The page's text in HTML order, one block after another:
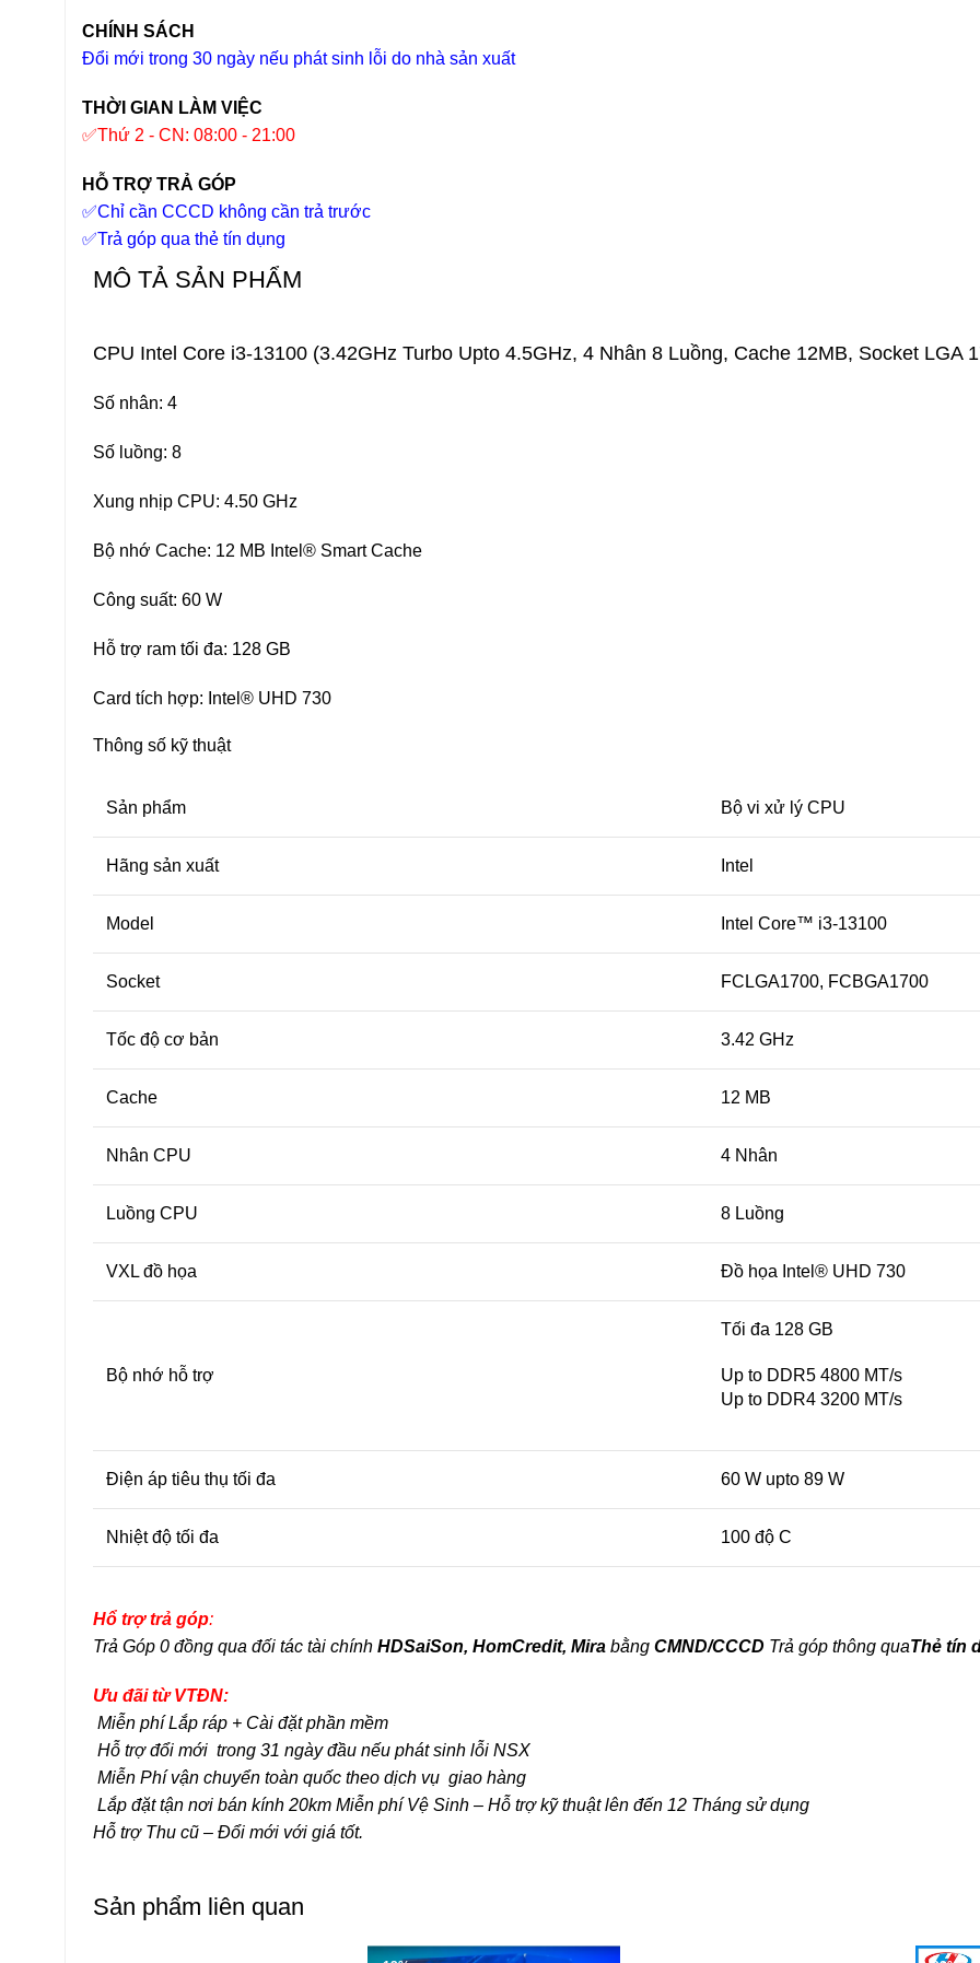
CHÍNH SÁCH
Đổi mới trong 30 ngày nếu phát sinh lỗi do nhà sản xuất
THỜI GIAN LÀM VIỆC
✅Thứ 2 - CN: 08:00 - 21:00
HỖ TRỢ TRẢ GÓP
✅Chỉ cần CCCD không cần trả trước
✅Trả góp qua thẻ tín dụng
MÔ TẢ SẢN PHẨM
CPU Intel Core i3-13100 (3.42GHz Turbo Upto 4.5GHz, 4 Nhân 8 Luồng, Cache 12MB, Socket LGA
Số nhân: 4
Số luồng: 8
Xung nhịp CPU: 4.50 GHz
Bộ nhớ Cache: 12 MB Intel® Smart Cache
Công suất: 60 W
Hỗ trợ ram tối đa: 128 GB
Card tích hợp: Intel® UHD 730
Thông số kỹ thuật
Sản phẩm Bộ vi xử lý CPU
Hãng sản xuất Intel
Model Intel Core™ i3-13100
Socket FCLGA1700, FCBGA1700
Tốc độ cơ bản 3.42 GHz
Cache 12 MB
Nhân CPU 4 Nhân
Luồng CPU 8 Luồng
VXL đồ họa Đồ họa Intel® UHD 730
Bộ nhớ hỗ trợ
Tối đa 128 GB
Up to DDR5 4800 MT/s
Up to DDR4 3200 MT/s
Điện áp tiêu thụ tối đa 60 W upto 89 W
Nhiệt độ tối đa 100 độ C
Hổ trợ trả góp:
Trả Góp 0 đồng qua đối tác tài chính HDSaiSon, HomCredit, Mira bằng CMND/CCCD Trả góp thông quaThẻ tín
Ưu đãi từ VTĐN:
Miễn phí Lắp ráp + Cài đặt phần mềm
Hỗ trợ đổi mới trong 31 ngày đầu nếu phát sinh lỗi NSX
Miễn Phí vận chuyển toàn quốc theo dịch vụ giao hàng
Lắp đặt tận nơi bán kính 20km Miễn phí Vệ Sinh – Hỗ trợ kỹ thuật lên đến 12 Tháng sử dụng
Hỗ trợ Thu cũ – Đổi mới với giá tốt.
Sản phẩm liên quan